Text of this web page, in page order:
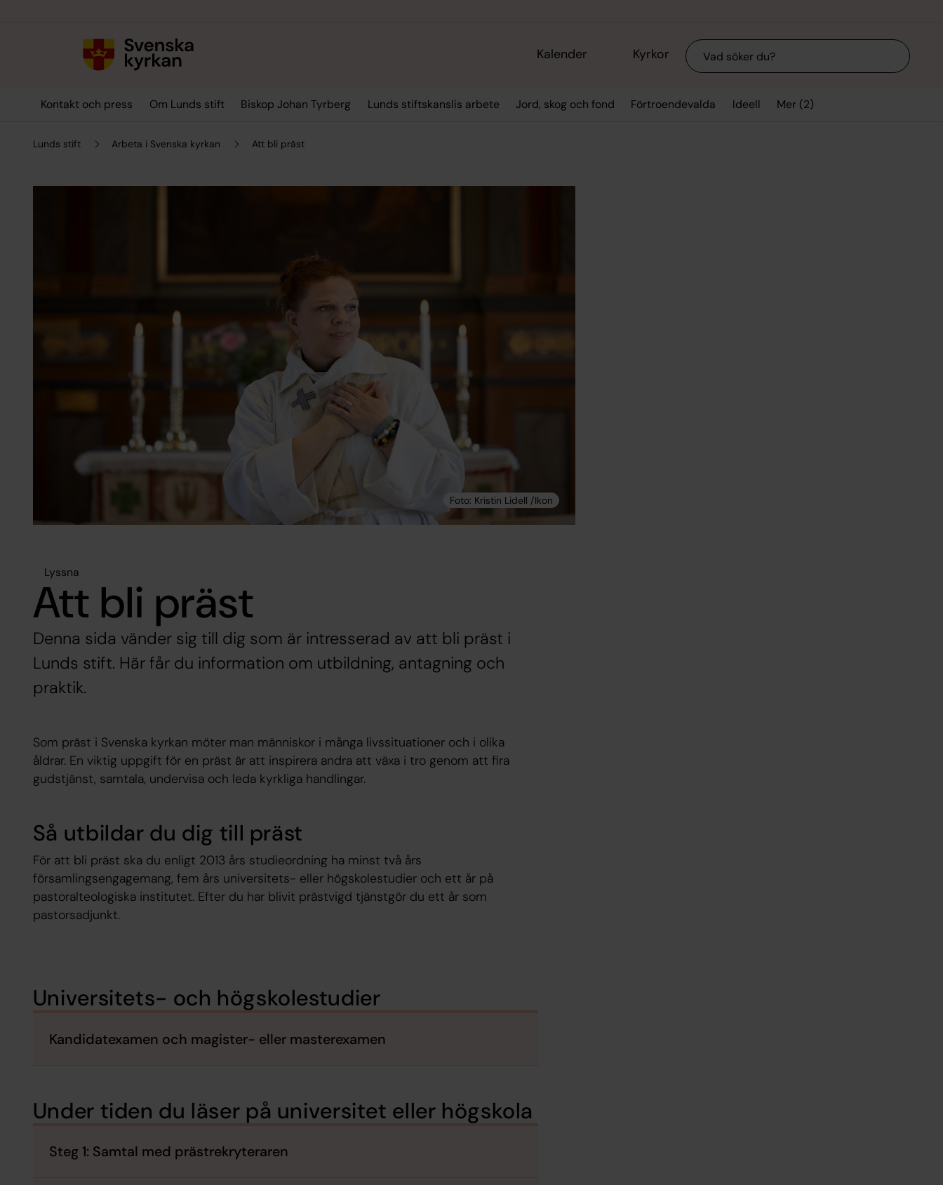
Kalender Kyrkor Sök
Kontakt och press Om Lunds stift Biskop Johan Tyrberg Lunds stiftskanslis arbete Jord, skog och fond Förtroendevalda Ideell Mer (2)
Lunds stift Arbeta i Svenska kyrkan Att bli präst
Lyssna
Att bli präst
Denna sida vänder sig till dig som är intresserad av att bli präst i
Lunds stift. Här får du information om utbildning, antagning och
praktik.
Som präst i Svenska kyrkan möter man människor i många livssituationer och i olika
åldrar. En viktig uppgift för en präst är att inspirera andra att växa i tro genom att fira
gudstjänst, samtala, undervisa och leda kyrkliga handlingar.
Så utbildar du dig till präst
För att bli präst ska du enligt 2013 års studieordning ha minst två års
församlingsengagemang, fem års universitets- eller högskolestudier och ett år på
pastoralteologiska institutet. Efter du har blivit prästvigd tjänstgör du ett år som
pastorsadjunkt.
Universitets- och högskolestudier
Kandidatexamen och magister- eller masterexamen
Under tiden du läser på universitet eller högskola
Steg 1: Samtal med prästrekryteraren